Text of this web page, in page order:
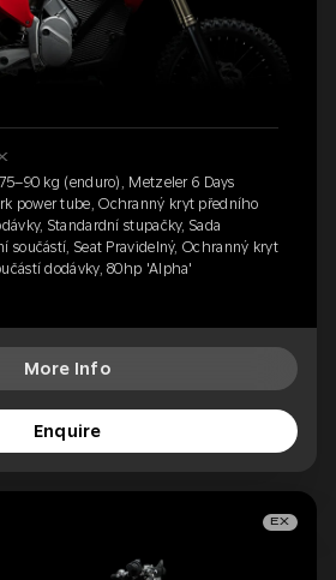
kg (enduro), Metzeler 6 Days
power tube, Ochranný kryt předního
Standardní stupačky, Sada
součástí, Seat Pravidelný, Ochranný kryt
dodávky, 80hp 'Alpha'
More Info
Enquire
EX